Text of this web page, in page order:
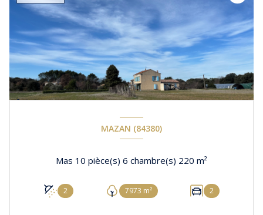
MAZAN (84380)
Mas 10 pièce(s) 6 chambre(s) 220 m²
2 7973 m² 2